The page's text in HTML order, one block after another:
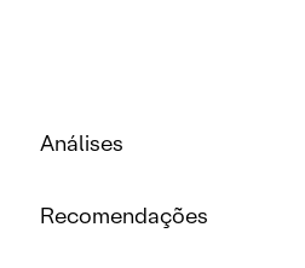
Análises
Recomendações